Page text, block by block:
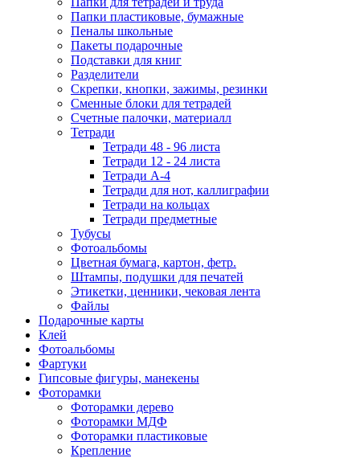
Папки пластиковые, бумажные
Пеналы школьные
Пакеты подарочные
Подставки для книг
Разделители
Скрепки, кнопки, зажимы, резинки
Сменные блоки для тетрадей
Счетные палочки, материалл
Тетради
Тетради 48 - 96 листа
Тетради 12 - 24 листа
Тетради А-4
Тетради для нот, каллиграфии
Тетради на кольцах
Тетради предметные
Тубусы
Фотоальбомы
Цветная бумага, картон, фетр.
Штампы, подушки для печатей
Этикетки, ценники, чековая лента
Файлы
Подарочные карты
Клей
Фотоальбомы
Фартуки
Гипсовые фигуры, манекены
Фоторамки
Фоторамки дерево
Фоторамки МДФ
Фоторамки пластиковые
Крепление